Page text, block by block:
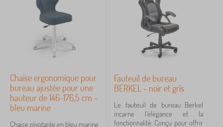
Chaise ergonomique pour
bureau ajustée pour une
hauteur de 146-176,5 cm -
bleu marine
Chaise pivotante en bleu marine
Fauteuil de bureau
BERKEL - noir et gris
Le fauteuil de bureau Berkel
incarne l'élégance et la
fonctionnalité. Conçu pour offrir